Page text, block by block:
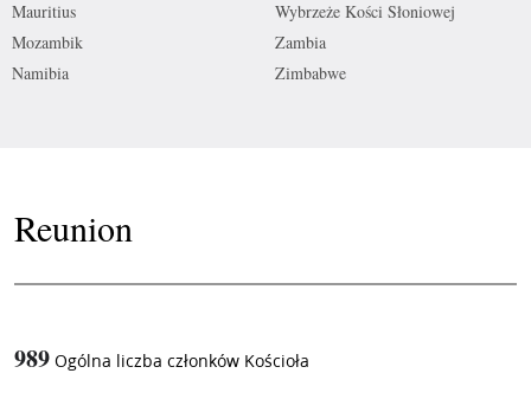
Mauritius
Mozambik
Namibia
Wybrzeże Kości Słoniowej
Zambia
Zimbabwe
Reunion
989 Ogólna liczba członków Kościoła